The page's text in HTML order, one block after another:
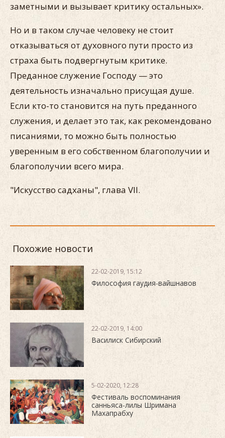
заметными и вызывает критику остальных».
Но и в таком случае человеку не стоит
отказываться от духовного пути просто из
страха быть подвергнутым критике.
Преданное служение Господу — это
деятельность изначально присущая душе.
Если кто-то становится на путь преданного
служения, и делает это так, как рекомендовано
писаниями, то можно быть полностью
уверенным в его собственном благополучии и
благополучии всего мира.
"Искусство садханы", глава VII.
Похожие новости
22-02-2019, 15:12
Философия гаудия-вайшнавов
22-02-2019, 14:00
Василиск Сибирский
5-02-2020, 12:28
Фестиваль воспоминания
санньяса-лилы Шримана
Махапрабху